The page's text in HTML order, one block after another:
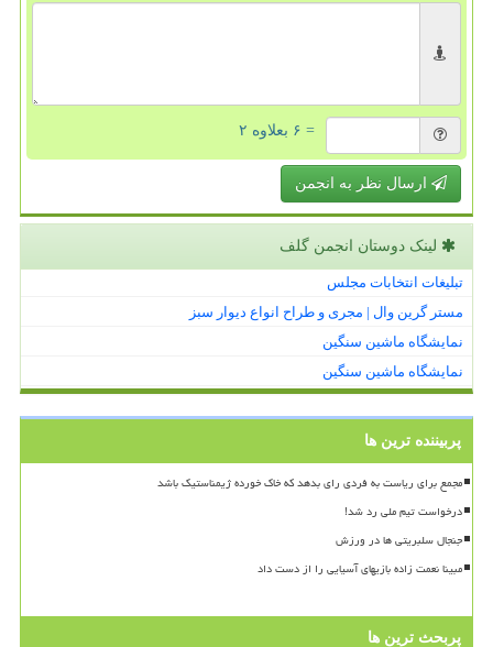
= ۶ بعلاوه ۲
ارسال نظر به انجمن
لینک دوستان انجمن گلف
تبلیغات انتخابات مجلس
مستر گرین وال | مجری و طراح انواع دیوار سبز
نمایشگاه ماشین سنگین
نمایشگاه ماشین سنگین
پربیننده ترین ها
مجمع برای ریاست به فردی رای بدهد که خاک خورده ژیمناستیک باشد
درخواست تیم ملی رد شد!
جنجال سلبریتی ها در ورزش
مبینا نعمت زاده بازیهای آسیایی را از دست داد
پربحث ترین ها